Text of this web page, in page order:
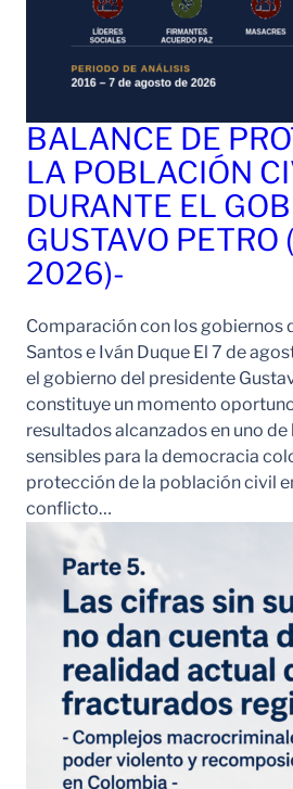
BALANCE DE
LA POBLACIÓN
DURANTE EL
GUSTAVO
2026)-
Comparación con los gobiernos
Santos e Iván Duque El 7 de
el gobierno del presidente
constituye un momento
resultados alcanzados en uno
sensibles para la democracia
protección de la población civil
conflicto…